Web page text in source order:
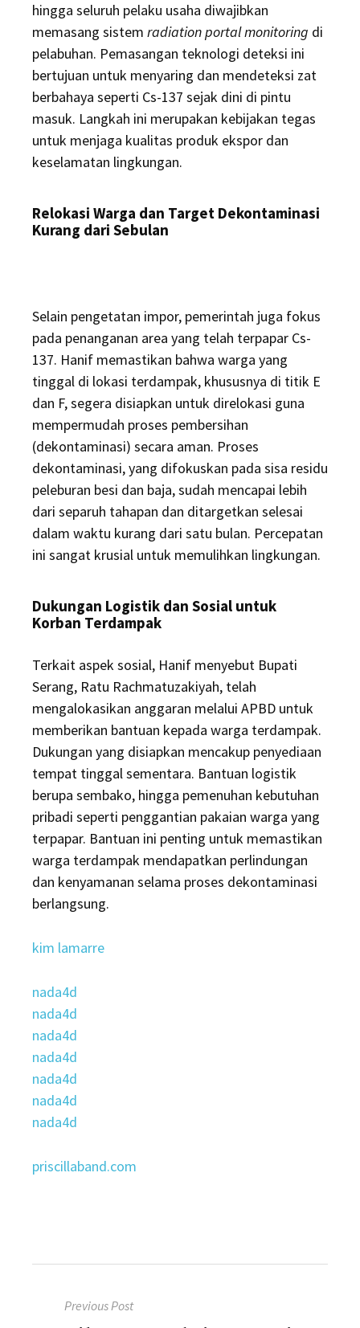
hingga seluruh pelaku usaha diwajibkan
memasang sistem radiation portal monitoring di
pelabuhan. Pemasangan teknologi deteksi ini
bertujuan untuk menyaring dan mendeteksi zat
berbahaya seperti Cs-137 sejak dini di pintu
masuk. Langkah ini merupakan kebijakan tegas
untuk menjaga kualitas produk ekspor dan
keselamatan lingkungan.
Relokasi Warga dan Target Dekontaminasi
Kurang dari Sebulan
Selain pengetatan impor, pemerintah juga fokus
pada penanganan area yang telah terpapar Cs-
137. Hanif memastikan bahwa warga yang
tinggal di lokasi terdampak, khususnya di titik E
dan F, segera disiapkan untuk direlokasi guna
mempermudah proses pembersihan
(dekontaminasi) secara aman. Proses
dekontaminasi, yang difokuskan pada sisa residu
peleburan besi dan baja, sudah mencapai lebih
dari separuh tahapan dan ditargetkan selesai
dalam waktu kurang dari satu bulan. Percepatan
ini sangat krusial untuk memulihkan lingkungan.
Dukungan Logistik dan Sosial untuk
Korban Terdampak
Terkait aspek sosial, Hanif menyebut Bupati
Serang, Ratu Rachmatuzakiyah, telah
mengalokasikan anggaran melalui APBD untuk
memberikan bantuan kepada warga terdampak.
Dukungan yang disiapkan mencakup penyediaan
tempat tinggal sementara. Bantuan logistik
berupa sembako, hingga pemenuhan kebutuhan
pribadi seperti penggantian pakaian warga yang
terpapar. Bantuan ini penting untuk memastikan
warga terdampak mendapatkan perlindungan
dan kenyamanan selama proses dekontaminasi
berlangsung.
kim lamarre
nada4d
nada4d
nada4d
nada4d
nada4d
nada4d
nada4d
priscillaband.com
navigation
Previous Post